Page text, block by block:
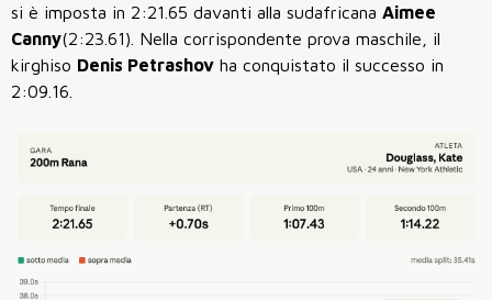
si è imposta in 2:21.65 davanti alla sudafricana Aimee
Canny(2:23.61). Nella corrispondente prova maschile, il
kirghiso Denis Petrashov ha conquistato il successo in
2:09.16.